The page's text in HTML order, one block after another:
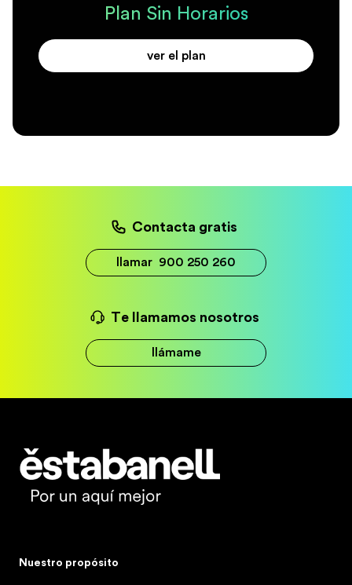
Plan Sin Horarios
ver el plan
Contacta gratis
llamar 900 250 260
Te llamamos nosotros
llámame
Estabanell
Nuestro propósito